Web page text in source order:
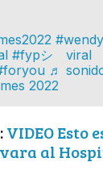
#fypシ゚viral
♬
2022
VIDEO Esto
al